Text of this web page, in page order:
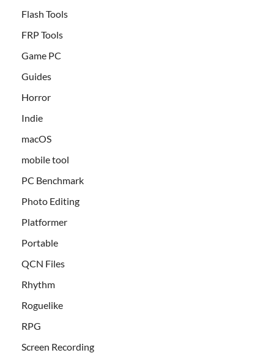
Flash Tools
FRP Tools
Game PC
Guides
Horror
Indie
macOS
mobile tool
PC Benchmark
Photo Editing
Platformer
Portable
QCN Files
Rhythm
Roguelike
RPG
Screen Recording